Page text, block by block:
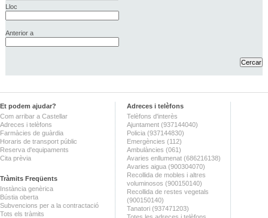
Lloc
Anterior a
Et podem ajudar?
Com arribar a Castellar
Adreces i telèfons
Farmàcies de guàrdia
Horaris de transport públic
Reserva d'equipaments
Cita prèvia
Tràmits Freqüents
Instància genèrica
Bústia oberta
Subvencions per a la contractació
Tots els tràmits
Adreces i telèfons
Telèfons d'interès
Ajuntament (937144040)
Policia (937144830)
Emergències (112)
Ambulàncies (061)
Avaries enllumenat (686216138)
Avaries aigua (900304070)
Recollida de mobles i altres
voluminosos (900150140)
Recollida de restes vegetals
(900150140)
Tanatori (937471203)